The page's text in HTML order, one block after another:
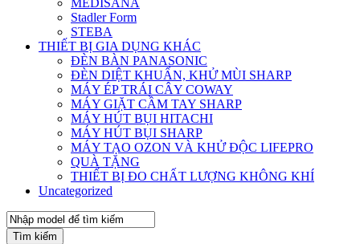
MEDISANA
Stadler Form
STEBA
THIẾT BỊ GIA DỤNG KHÁC
ĐÈN BÀN PANASONIC
ĐÈN DIỆT KHUẨN, KHỬ MÙI SHARP
MÁY ÉP TRÁI CÂY COWAY
MÁY GIẶT CẦM TAY SHARP
MÁY HÚT BỤI HITACHI
MÁY HÚT BỤI SHARP
MÁY TẠO OZON VÀ KHỬ ĐỘC LIFEPRO
QUÀ TẶNG
THIẾT BỊ ĐO CHẤT LƯỢNG KHÔNG KHÍ
Uncategorized
Tìm kiếm